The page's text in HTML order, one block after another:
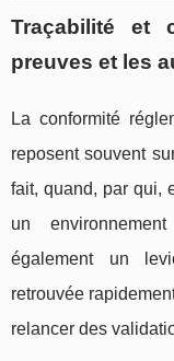
Traçabilité et
preuves et les
La conformité
reposent souvent
fait, quand, par qui,
un
également un
retrouvée
relancer des